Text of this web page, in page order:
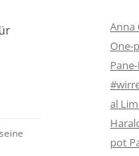
Anna
One-
al
pot